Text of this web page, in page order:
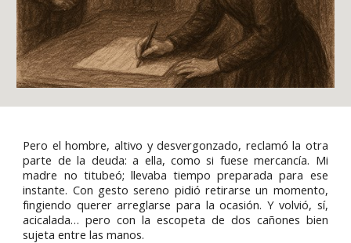
Pero el hombre, altivo y desvergonzado, reclamó la otra
parte de la deuda: a ella, como si fuese mercancía. Mi
madre no titubeó; llevaba tiempo preparada para ese
instante. Con gesto sereno pidió retirarse un momento,
fingiendo querer arreglarse para la ocasión. Y volvió, sí,
acicalada… pero con la escopeta de dos cañones bien
sujeta entre las manos.